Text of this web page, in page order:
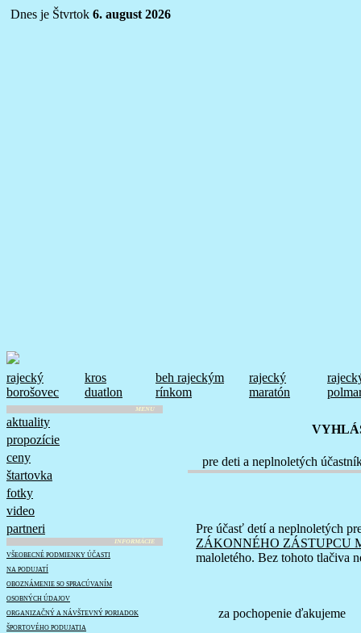
Dnes je Štvrtok 6. august 2026
rajecký
borošovec
kros
duatlon
beh rajeckým
rínkom
rajecký
maratón
MENU
aktuality
propozície
ceny
štartovka
fotky
video
partneri
INFORMÁCIE
VŠEOBECNÉ PODMIENKY ÚČASTI
NA PODUJATÍ
OBOZNÁMENIE SO SPRACÚVANÍM
OSOBNÝCH ÚDAJOV
ORGANIZAČNÝ A NÁVŠTEVNÝ PORIADOK
ŠPORTOVÉHO PODUJATIA
pre deti a neplnoletých
Pre účasť detí a neplnoletých
ZÁKONNÉHO ZÁSTUPCU
maloletého. Bez tohoto tlačiva
za pochopenie ďakujeme